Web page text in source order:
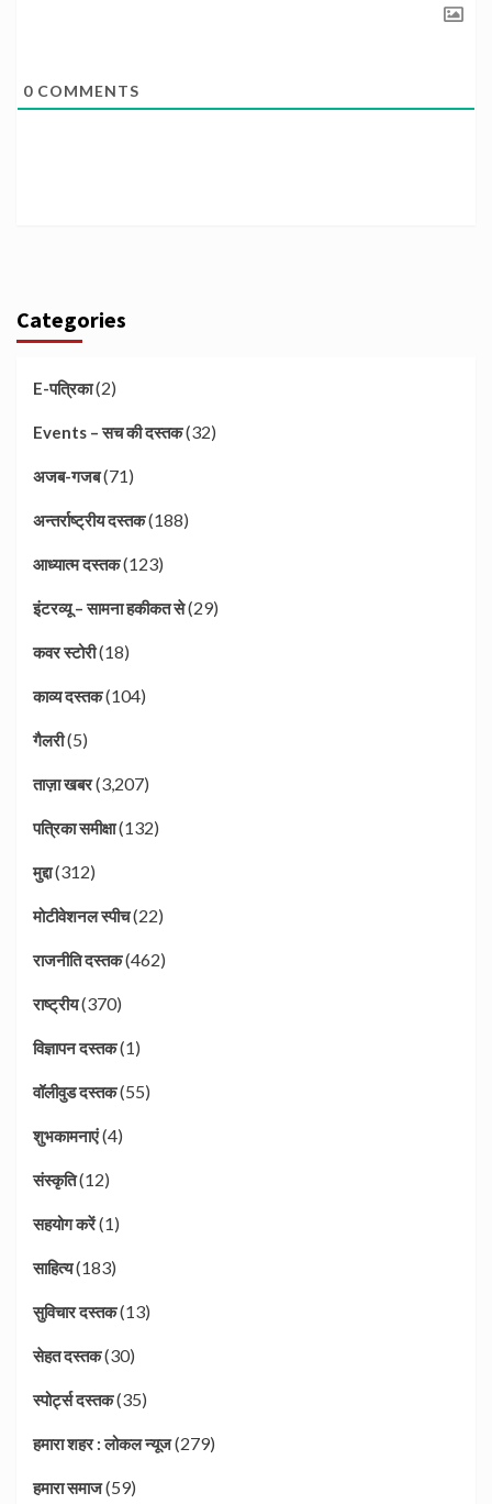
0 COMMENTS
Categories
E-पत्रिका(2)
Events – सच की दस्तक(32)
अजब-गजब(71)
अन्तर्राष्ट्रीय दस्तक(188)
आध्यात्म दस्तक(123)
इंटरव्यू – सामना हकीकत से(29)
कवर स्टोरी(18)
काव्य दस्तक(104)
गैलरी(5)
ताज़ा खबर(3,207)
पत्रिका समीक्षा(132)
मुद्दा(312)
मोटीवेशनल स्पीच(22)
राजनीति दस्तक(462)
राष्ट्रीय(370)
विज्ञापन दस्तक(1)
वॉलीवुड दस्तक(55)
शुभकामनाएं(4)
संस्कृति(12)
सहयोग करें(1)
साहित्य(183)
सुविचार दस्तक(13)
सेहत दस्तक(30)
स्पोर्ट्स दस्तक(35)
हमारा शहर : लोकल न्यूज(279)
हमारा समाज(59)